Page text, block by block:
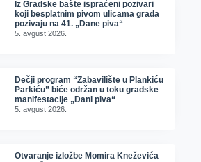
Iz Gradske bašte ispraćeni pozivari
koji besplatnim pivom ulicama grada
pozivaju na 41. „Dane piva“
5. avgust 2026.
Dečji program “Zabavilište u Plankiću
Parkiću” biće održan u toku gradske
manifestacije „Dani piva“
5. avgust 2026.
Otvaranje izložbe Momira Kneževića